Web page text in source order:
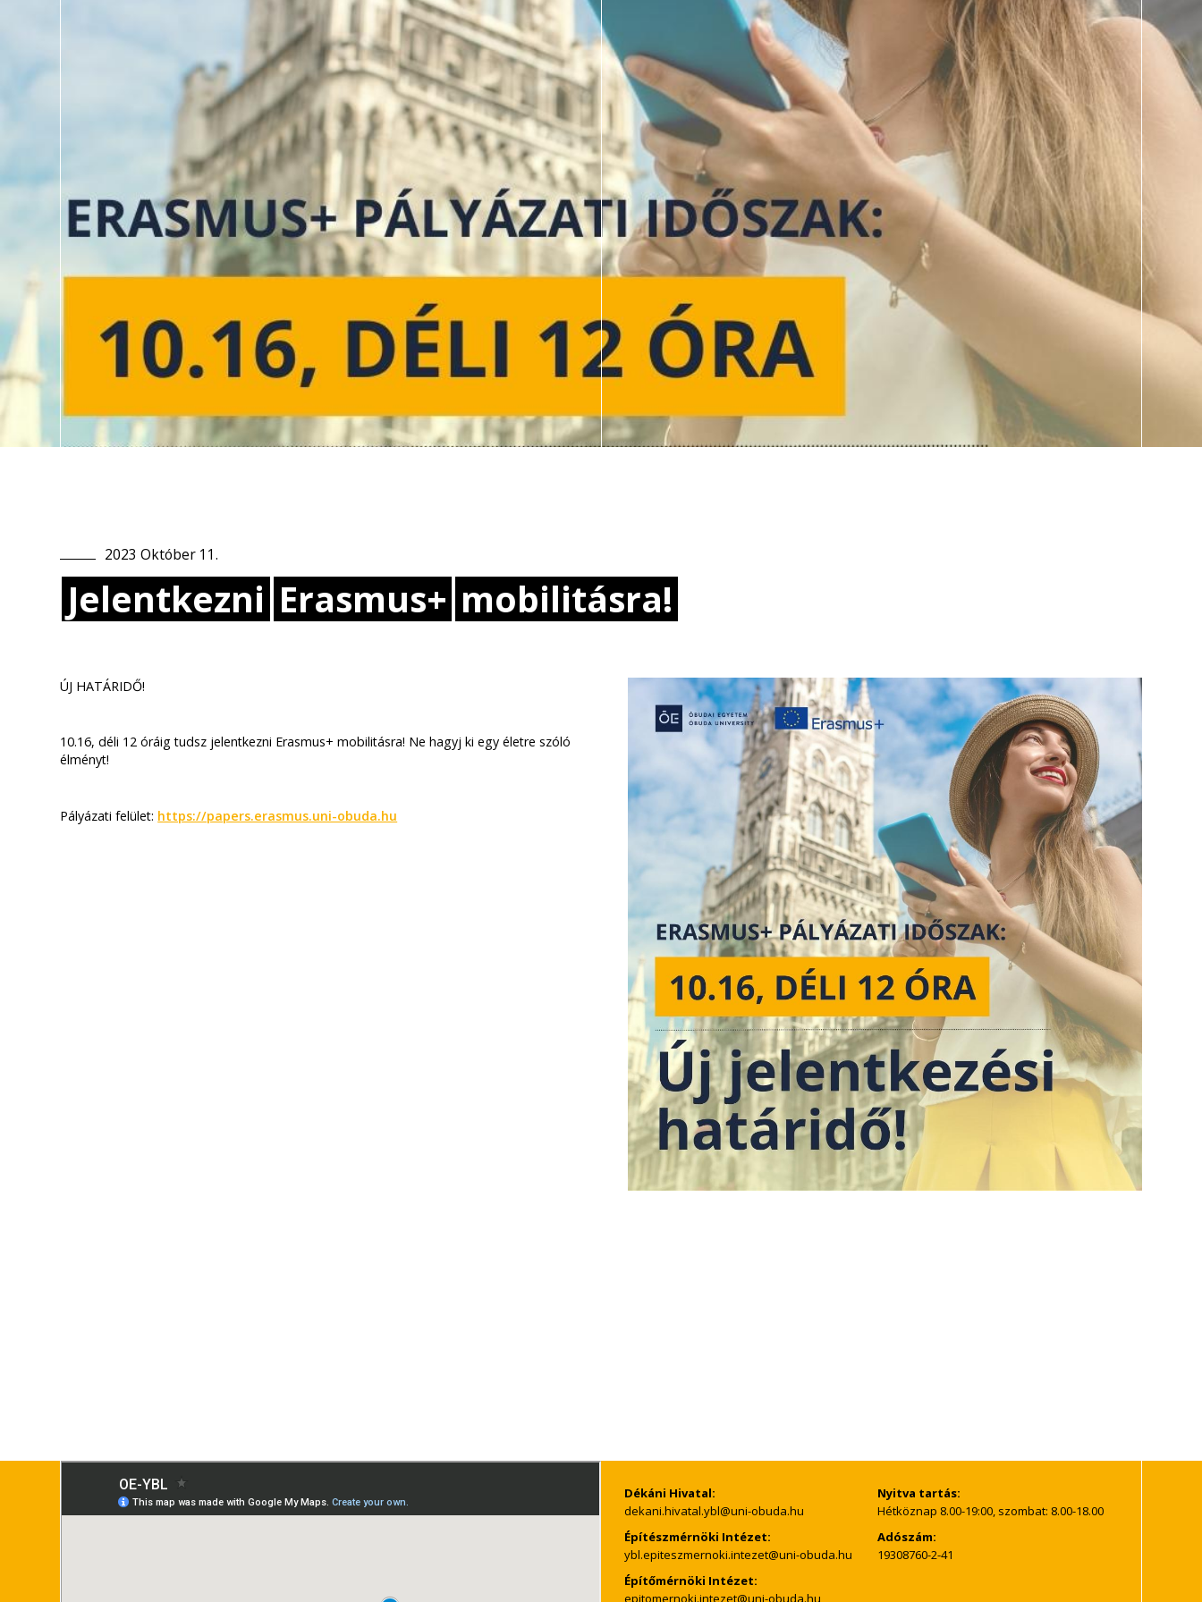
2023 Október 11.
Jelentkezni Erasmus+ mobilitásra!
ÚJ HATÁRIDŐ!
10.16, déli 12 óráig tudsz jelentkezni Erasmus+ mobilitásra! Ne hagyj ki egy életre szóló
élményt!
Pályázati felület: https://papers.erasmus.uni-obuda.hu
Dékáni Hivatal:
Építészmérnöki Intézet:
Építőmérnöki Intézet:
Nyitva tartás:
Hétköznap 8.00-19:00, szombat: 8.00-18.00
Adószám:
19308760-2-41